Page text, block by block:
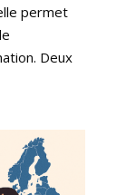
permet
Deux